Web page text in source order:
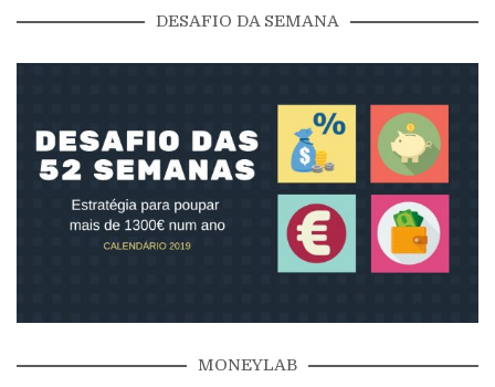
DESAFIO DA SEMANA
MONEYLAB